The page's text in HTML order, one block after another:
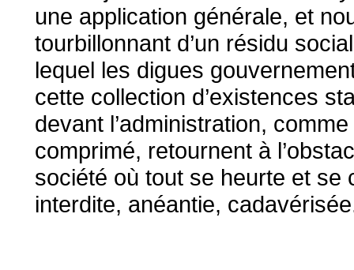
une application générale, et
tourbillonnant d’un résidu
lequel les digues
cette collection d’existences
devant l’administration,
comprimé, retournent à
société où tout se heurte et se
interdite, anéantie,